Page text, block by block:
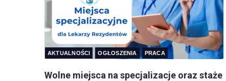
AKTUALNOŚCI OGŁOSZENIA PRACA
Wolne miejsca na specjalizacje oraz staże